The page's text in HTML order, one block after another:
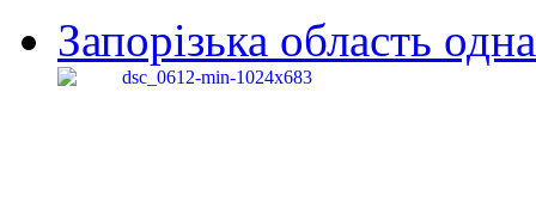
Запорізька область